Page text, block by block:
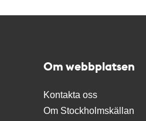
Om webbplatsen
Kontakta oss
Om Stockholmskällan